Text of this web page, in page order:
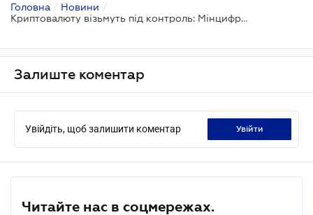
Головна / Новини /
Криптовалюту візьмуть під контроль: Мінцифри готується до впровадження фінмоніторингу
Залиште коментар
Увійдіть, щоб залишити коментар увійти
Читайте нас в соцмережах.